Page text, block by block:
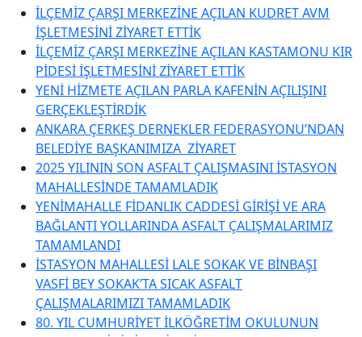
İLÇEMİZ ÇARŞI MERKEZİNE AÇILAN KUDRET AVM
İŞLETMESİNİ ZİYARET ETTİK
İLÇEMİZ ÇARŞI MERKEZİNE AÇILAN KASTAMONU KIR
PİDESİ İŞLETMESİNİ ZİYARET ETTİK
YENİ HİZMETE AÇILAN PARLA KAFENİN AÇILIŞINI
GERÇEKLEŞTİRDİK
ANKARA ÇERKEŞ DERNEKLER FEDERASYONU’NDAN
BELEDİYE BAŞKANIMIZA ZİYARET
2025 YILININ SON ASFALT ÇALIŞMASINI İSTASYON
MAHALLESİNDE TAMAMLADIK
YENİMAHALLE FİDANLIK CADDESİ GİRİŞİ VE ARA
BAĞLANTI YOLLARINDA ASFALT ÇALIŞMALARIMIZ
TAMAMLANDI
İSTASYON MAHALLESİ LALE SOKAK VE BİNBAŞI
VASFİ BEY SOKAK’TA SICAK ASFALT
ÇALIŞMALARIMIZI TAMAMLADIK
80. YIL CUMHURİYET İLKÖĞRETİM OKULUNUN